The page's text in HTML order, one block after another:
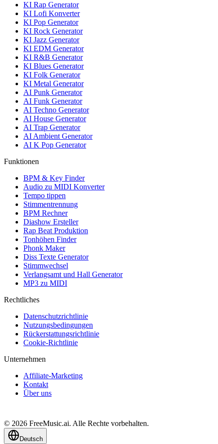
KI Rap Generator
KI Lofi Konverter
KI Pop Generator
KI Rock Generator
KI Jazz Generator
KI EDM Generator
KI R&B Generator
KI Blues Generator
KI Folk Generator
KI Metal Generator
AI Punk Generator
AI Funk Generator
AI Techno Generator
AI House Generator
AI Trap Generator
AI Ambient Generator
AI K Pop Generator
Funktionen
BPM & Key Finder
Audio zu MIDI Konverter
Tempo tippen
Stimmentrennung
BPM Rechner
Diashow Ersteller
Rap Beat Produktion
Tonhöhen Finder
Phonk Maker
Diss Texte Generator
Stimmwechsel
Verlangsamt und Hall Generator
MP3 zu MIDI
Rechtliches
Datenschutzrichtlinie
Nutzungsbedingungen
Rückerstattungsrichtlinie
Cookie-Richtlinie
Unternehmen
Affiliate-Marketing
Kontakt
Über uns
© 2026 FreeMusic.ai. Alle Rechte vorbehalten.
Deutsch